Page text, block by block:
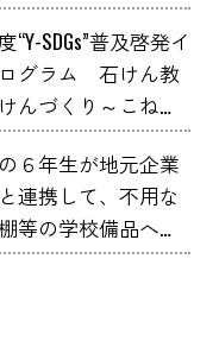
“Y-SDGs”普及啓発イ
ログラム 石けん教
んづくり～こねこ
に出展
６年生が地元企業
連携して、不用な
等の学校備品へア
！